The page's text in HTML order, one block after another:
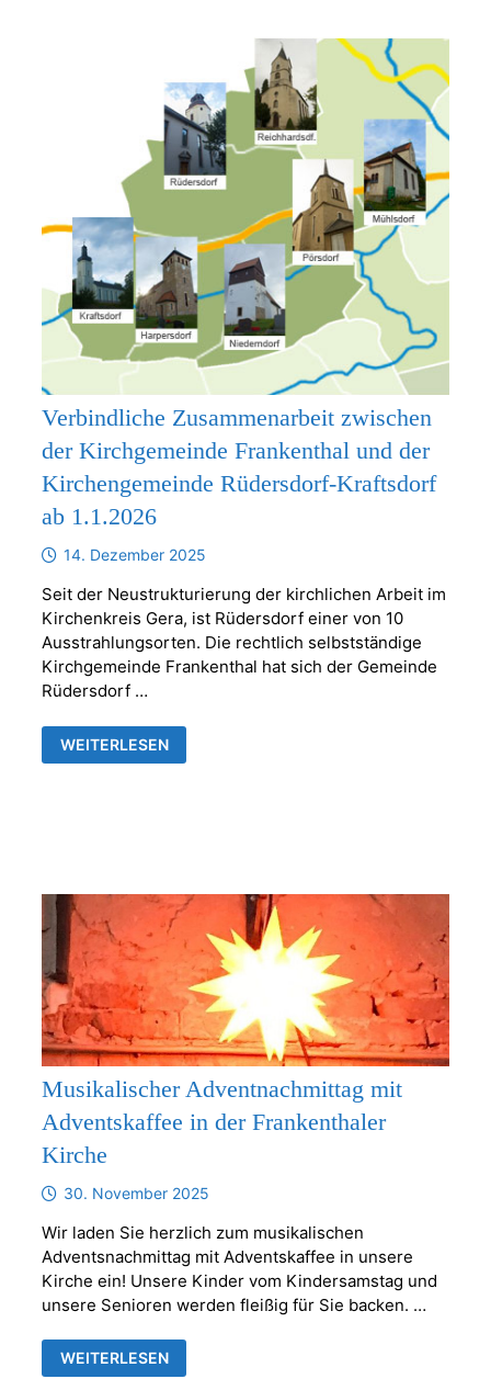
Verbindliche Zusammenarbeit zwischen
der Kirchgemeinde Frankenthal und der
Kirchengemeinde Rüdersdorf-Kraftsdorf
ab 1.1.2026
14. Dezember 2025
Seit der Neustrukturierung der kirchlichen Arbeit im
Kirchenkreis Gera, ist Rüdersdorf einer von 10
Ausstrahlungsorten. Die rechtlich selbstständige
Kirchgemeinde Frankenthal hat sich der Gemeinde
Rüdersdorf …
VERBINDLICHE
ZUSAMMENARBEIT
ZWISCHEN
KRAFTSDORF
AB
1.1.2026
WEITERLESEN
Musikalischer Adventnachmittag mit
Adventskaffee in der Frankenthaler
Kirche
30. November 2025
Wir laden Sie herzlich zum musikalischen
Adventsnachmittag mit Adventskaffee in unsere
Kirche ein! Unsere Kinder vom Kindersamstag und
unsere Senioren werden fleißig für Sie backen. …
MUSIKALISCHER
ADVENTNACHMITTAG
WEITERLESEN